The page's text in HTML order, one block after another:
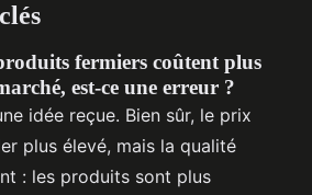
fermiers coûtent plus
est-ce une erreur ?
idée reçue. Bien sûr, le prix
plus élevé, mais la qualité
: les produits sont plus